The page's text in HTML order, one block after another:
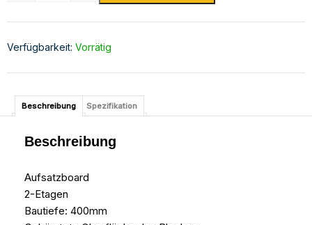
Verfügbarkeit: Vorrätig
Beschreibung Spezifikation
Beschreibung
Aufsatzboard
2-Etagen
Bautiefe: 400mm